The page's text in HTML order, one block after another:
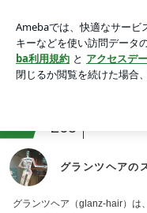
アプリをダウンロードし
ょう。
265
グランツヘアの
グランツヘア（glanz-hair）は